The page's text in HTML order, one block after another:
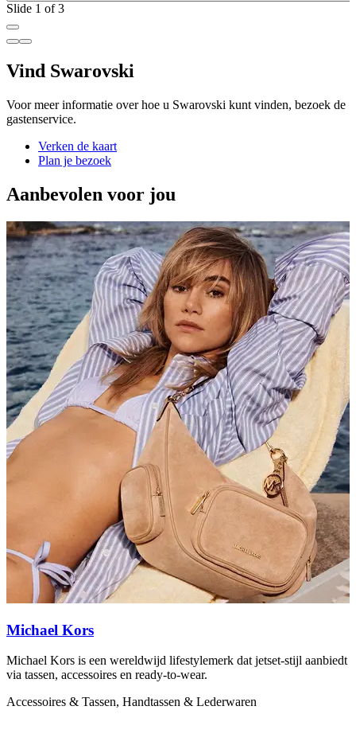
Slide 1 of 3
Vind Swarovski
Voor meer informatie over hoe u Swarovski kunt vinden, bezoek de
gastenservice.
Verken de kaart
Plan je bezoek
Aanbevolen voor jou
Michael Kors
Michael Kors is een wereldwijd lifestylemerk dat jetset-stijl aanbiedt
via tassen, accessoires en ready-to-wear.
Accessoires & Tassen, Handtassen & Lederwaren